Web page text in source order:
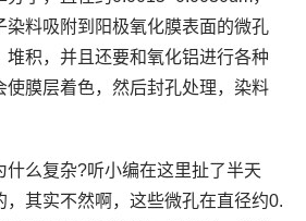
染料吸附到阳极氧化膜表面的微孔
堆积，并且还要和氧化铝进行各种
使膜层着色，然后封孔处理，染料
什么复杂?听小编在这里扯了半天
，其实不然啊，这些微孔在直径约0.